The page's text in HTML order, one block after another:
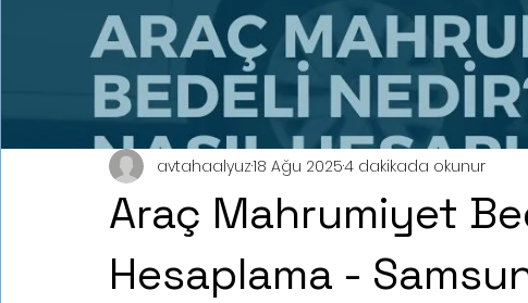
Araç Mahrumiyet
Hesaplama -
avtahaalyuz18 Ağu 20254 dakikada okunur